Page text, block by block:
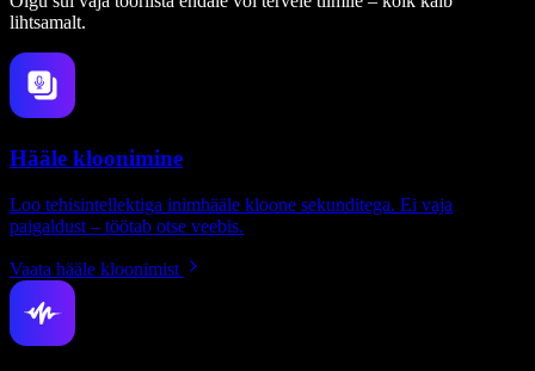
lihtsamalt.
Hääle kloonimine
Loo tehisintellektiga inimhääle kloone sekunditega. Ei vaja
paigaldust – töötab otse veebis.
Vaata hääle kloonimist